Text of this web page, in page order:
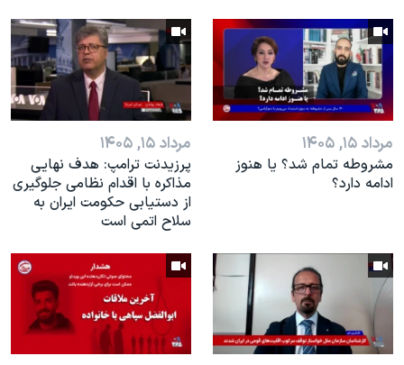
مرداد ۱۵, ۱۴۰۵
مشروطه تمام شد؟ يا هنوز
ادامه دارد؟
مرداد ۱۵, ۱۴۰۵
پرزیدنت ترامپ: هدف نهایی
مذاکره با اقدام نظامی جلوگیری
از دستیابی حکومت ایران به
سلاح اتمی است